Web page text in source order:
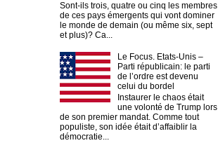
Sont-ils trois, quatre ou cinq les membres
de ces pays émergents qui vont dominer
le monde de demain (ou même six, sept
et plus)? Ca...
Le Focus. Etats-Unis –
Parti républicain: le parti
de l’ordre est devenu
celui du bordel
Instaurer le chaos était
une volonté de Trump lors
de son premier mandat. Comme tout
populiste, son idée était d’affaiblir la
démocratie...